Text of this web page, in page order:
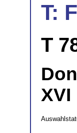
T:
T
XVI